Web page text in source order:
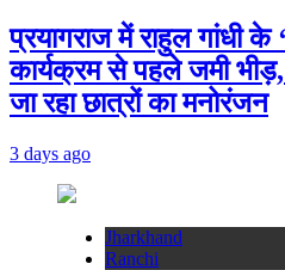
प्रयागराज में राहुल गांधी के
कार्यक्रम से पहले जमी
जा रहा छात्रों का मनोरंजन
3 days ago
Jharkhand
Ranchi